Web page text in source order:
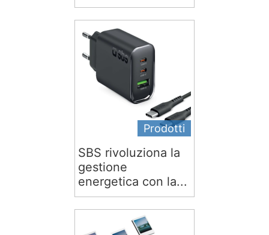
Prodotti
SBS rivoluziona la
gestione
energetica con la...